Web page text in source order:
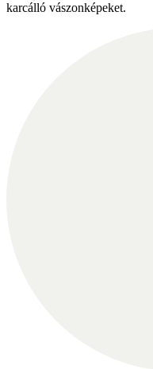
karcálló vászonképeket.